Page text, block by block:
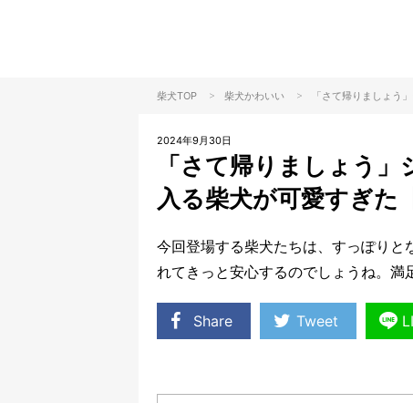
柴犬TOP > 柴犬かわいい > 「さて帰りましょう
2024年9月30日
「さて帰りましょう
入る柴犬が可愛すぎた
今回登場する柴犬たちは、すっぽり
れてきっと安心するのでしょうね。満
Share Tweet